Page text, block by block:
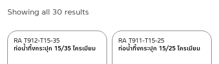
แบรนด์
RASLAND
(26)
BEN
(4)
Showing all 30 results
latest
ท่อน้ำทิ้งกระปุก 15/35 โครเมียม
RA T912-T15-35
ท่อน้ำทิ้งกระปุก 15/25 โครเมียม
RA T911-T15-25